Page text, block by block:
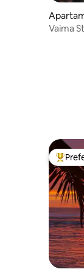
rict
Vaima
Entre